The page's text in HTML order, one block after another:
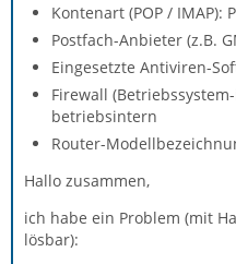
Kontenart (POP / IMAP):
Postfach-Anbieter (z.B.
Eingesetzte Antiviren-
Firewall
betriebsintern
Router-
Hallo zusammen,
ich habe ein Problem (mit
lösbar):